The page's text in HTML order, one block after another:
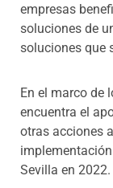
empresas
soluciones de
soluciones que
En el marco de
encuentra el
otras acciones
Sevilla en 2022.